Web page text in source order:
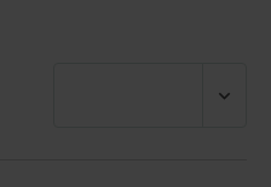
sachet mica alimentaire